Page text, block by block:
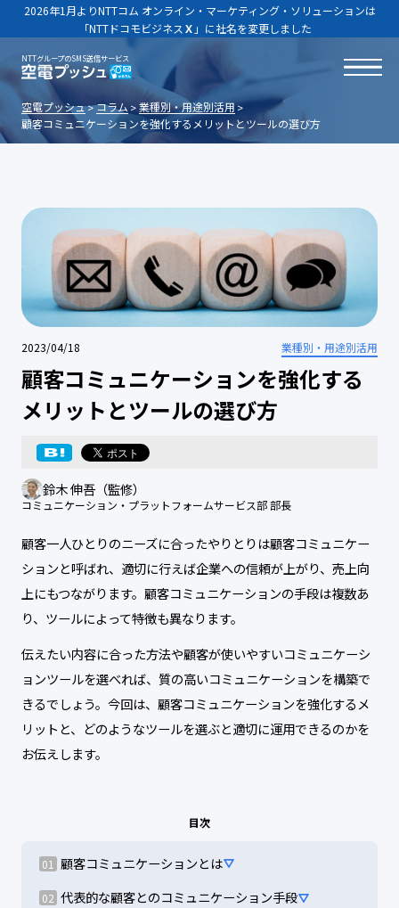
2026年1月よりNTTコム オンライン・マーケティング・ソリューションは
「NTTドコモビジネス Ｘ 」に社名を変更しました
NTTグループのSMS送信サービス
空電プッシュ コラム
業種別・用途別活用
顧客コミュニケーションを強化するメリットとツールの選び方
2023/04/18 業種別・用途別活用
顧客コミュニケーションを強化する
メリットとツールの選び方
鈴木 伸吾（監修）
コミュニケーション・プラットフォームサービス部 部長
顧客一人ひとりのニーズに合ったやりとりは顧客コミュニケー
ションと呼ばれ、適切に行えば企業への信頼が上がり、売上向
上にもつながります。顧客コミュニケーションの手段は複数あ
り、ツールによって特徴も異なります。
伝えたい内容に合った方法や顧客が使いやすいコミュニケーシ
ョンツールを選べれば、質の高いコミュニケーションを構築で
きるでしょう。今回は、顧客コミュニケーションを強化するメ
リットと、どのようなツールを選ぶと適切に運用できるのかを
お伝えします。
目次
顧客コミュニケーションとは
代表的な顧客とのコミュニケーション手段